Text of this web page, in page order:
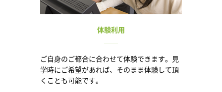
体験利用
ご自身のご都合に合わせて体験できます。見
学時にご希望があれば、そのまま体験して頂
くことも可能です。